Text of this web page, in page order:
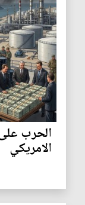
الحرب على
الامريكي